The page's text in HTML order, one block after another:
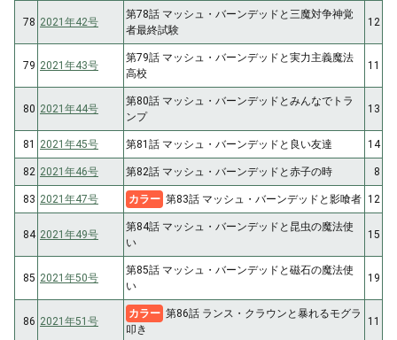
78 2021年42号
第78話 マッシュ・バーンデッドと三魔対争神覚
者最終試験
12
79 2021年43号
第79話 マッシュ・バーンデッドと実力主義魔法
高校
11
80 2021年44号
第80話 マッシュ・バーンデッドとみんなでトラ
ンプ
13
81 2021年45号 第81話 マッシュ・バーンデッドと良い友達 14
82 2021年46号 第82話 マッシュ・バーンデッドと赤子の時 8
83 2021年47号 カラー 第83話 マッシュ・バーンデッドと影喰者 12
84 2021年49号
第84話 マッシュ・バーンデッドと昆虫の魔法使
い
15
85 2021年50号
第85話 マッシュ・バーンデッドと磁石の魔法使
い
19
86 2021年51号
カラー 第86話 ランス・クラウンと暴れるモグラ
叩き
11